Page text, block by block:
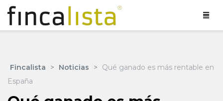
Fincalista > Noticias >
Qué ganado es más rentable en
España